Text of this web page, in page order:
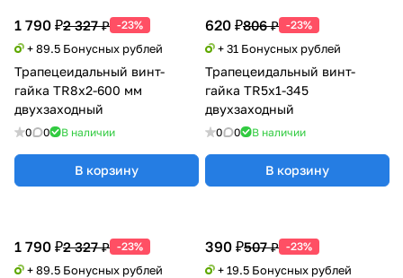
1 790 ₽2 327 ₽ -23%
+ 89.5 Бонусных рублей
Трапецеидальный винт-
гайка TR8x2-600 мм
двухзаходный
0 0 В наличии
В корзину
620 ₽806 ₽ -23%
+ 31 Бонусных рублей
Трапецеидальный винт-
гайка TR5x1-345
двухзаходный
0 0 В наличии
В корзину
1 790 ₽2 327 ₽ -23%
+ 89.5 Бонусных рублей
390 ₽507 ₽ -23%
+ 19.5 Бонусных рублей